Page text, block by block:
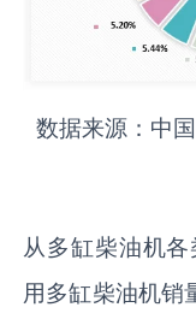
数据来源：中
从多缸柴油机
用多缸柴油机销